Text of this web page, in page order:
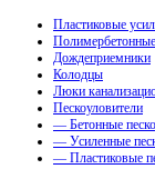
Пластиковые
Дождеприемники
Колодцы
Люки
Пескоуловители
— Бетонные
— Усиленные
— Пластиковые